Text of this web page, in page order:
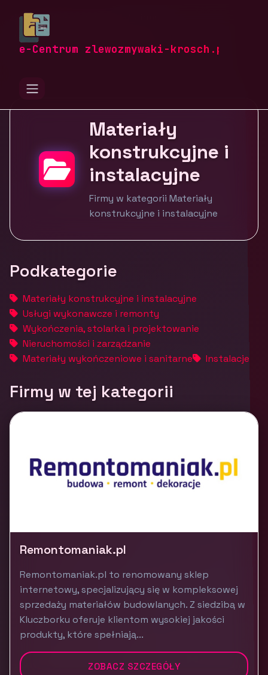
e-Centrum zlewozmywaki-krosch.pl
zlewozmywaki-krosch.pl
Budownictwo i nieruchomości
Materiały konstrukcyjne i instalacyjne
Materiały
konstrukcyjne i
instalacyjne
Firmy w kategorii Materiały
konstrukcyjne i instalacyjne
Podkategorie
Materiały konstrukcyjne i instalacyjne
Usługi wykonawcze i remonty
Wykończenia, stolarka i projektowanie
Nieruchomości i zarządzanie
Materiały wykończeniowe i sanitarne
Instalacje
Firmy w tej kategorii
Remontomaniak.pl
Remontomaniak.pl to renomowany sklep
internetowy, specjalizujący się w kompleksowej
sprzedaży materiałów budowlanych. Z siedzibą w
Kluczborku oferuje klientom wysokiej jakości
produkty, które spełniają...
ZOBACZ SZCZEGÓŁY